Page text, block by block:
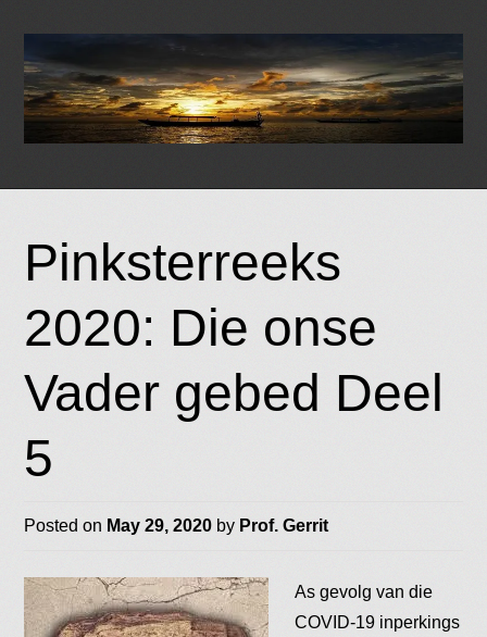
contentPinksterreeks
2020: Die onse
Vader gebed Deel
5
Posted on May 29, 2020 by Prof. Gerrit
As gevolg van die
COVID-19 inperkings